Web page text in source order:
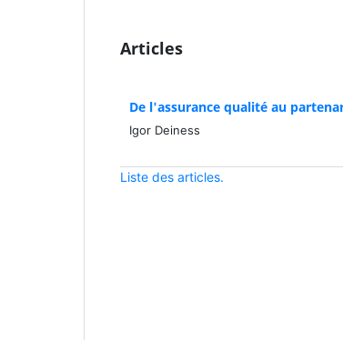
Articles
De l'assurance qualité au
Igor Deiness
Liste des articles.